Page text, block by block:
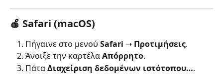
🍎 Safari (macOS)
Πήγαινε στο μενού Safari ➝ Προτιμήσεις.
Άνοιξε την καρτέλα Απόρρητο.
Πάτα Διαχείριση δεδομένων ιστότοπου….